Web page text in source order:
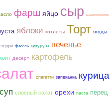
фарш яйцо сыр шампиньоны
яблоки котлеты Торт ягоды
черри фасоль кукуруза печенье
десерт картофель
спагетти запеканка курица
суп слоеный салат орехи паста перец